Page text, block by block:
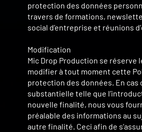
protection des données
travers de formations,
social d’entreprise et réunions
Modification
Mic Drop Production se réserve
modifier à tout moment cette
protection des données. En cas
substantielle telle que
nouvelle finalité, nous vous
préalable des informations au
autre finalité. Ceci afin de